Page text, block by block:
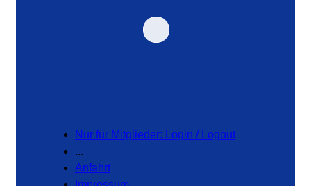
Nur für Mitglieder: Login / Logout
...
Anfahrt